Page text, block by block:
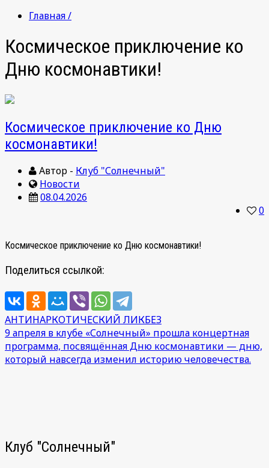
Главная /
Космическое приключение ко
Дню космонавтики!
Космическое приключение ко Дню
космонавтики!
Автор - Клуб "Солнечный"
Новости
08.04.2026
0
Космическое приключение ко Дню космонавтики!
Поделиться ссылкой:
Навигация
по
записям
АНТИНАРКОТИЧЕСКИЙ ЛИКБЕЗ
9 апреля в клубе «Солнечный» прошла концертная
программа, посвящённая Дню космонавтики — дню,
который навсегда изменил историю человечества.
Клуб "Солнечный"